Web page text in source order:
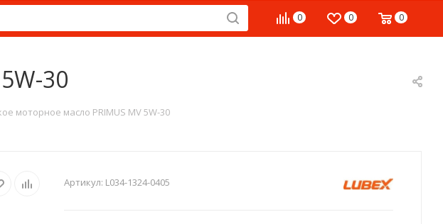
0 0 0
30
моторное масло PRIMUS MV 5W-30
Артикул: L034-1324-0405